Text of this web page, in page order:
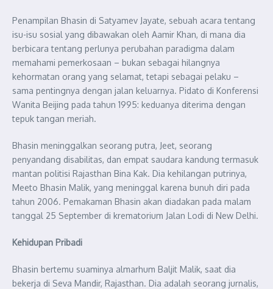
Penampilan Bhasin di Satyamev Jayate, sebuah acara tentang
isu-isu sosial yang dibawakan oleh Aamir Khan, di mana dia
berbicara tentang perlunya perubahan paradigma dalam
memahami pemerkosaan – bukan sebagai hilangnya
kehormatan orang yang selamat, tetapi sebagai pelaku –
sama pentingnya dengan jalan keluarnya. Pidato di Konferensi
Wanita Beijing pada tahun 1995: keduanya diterima dengan
tepuk tangan meriah.
Bhasin meninggalkan seorang putra, Jeet, seorang
penyandang disabilitas, dan empat saudara kandung termasuk
mantan politisi Rajasthan Bina Kak. Dia kehilangan putrinya,
Meeto Bhasin Malik, yang meninggal karena bunuh diri pada
tahun 2006. Pemakaman Bhasin akan diadakan pada malam
tanggal 25 September di krematorium Jalan Lodi di New Delhi.
Kehidupan Pribadi
Bhasin bertemu suaminya almarhum Baljit Malik, saat dia
bekerja di Seva Mandir, Rajasthan. Dia adalah seorang jurnalis,